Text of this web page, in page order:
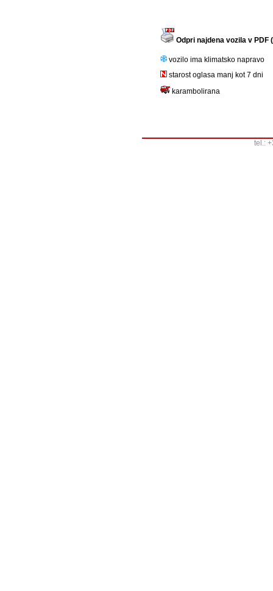
Odpri najdena vozila v PDF
vozilo ima klimatsko napravo
starost oglasa manj kot 7 dni
karambolirana
tel.: